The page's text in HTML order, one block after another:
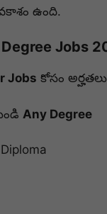
ఉంది.
Jobs
Jobs కోసం
Any Degree